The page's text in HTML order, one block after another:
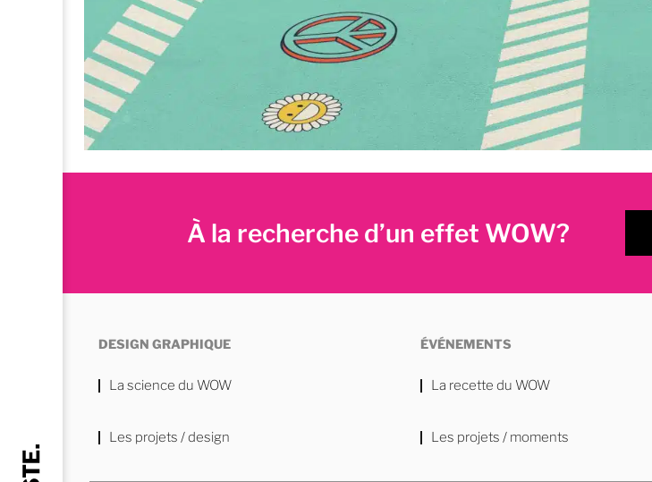
À la recherche d’un effet WOW?
DESIGN GRAPHIQUE
La science du WOW
Les projets / design
ÉVÉNEMENTS
La recette du WOW
Les projets / moments